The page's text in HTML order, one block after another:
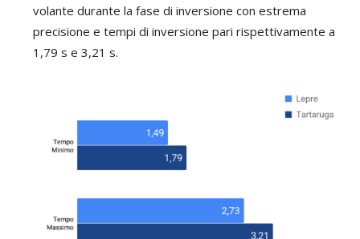
volante durante la fase di inversione con estrema
precisione e tempi di inversione pari rispettivamente a
1,79 s e 3,21 s.